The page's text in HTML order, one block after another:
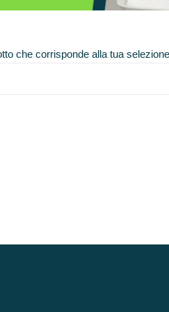
che corrisponde alla tua